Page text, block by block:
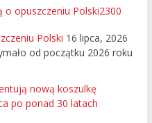
2300
Polski 16 lipca, 2026
od początku 2026 roku